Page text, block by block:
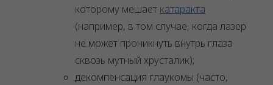
которому мешает катаракта
(например, в том случае, когда лазер
не может проникнуть внутрь глаза
сквозь мутный хрусталик);
декомпенсация глаукомы (часто,